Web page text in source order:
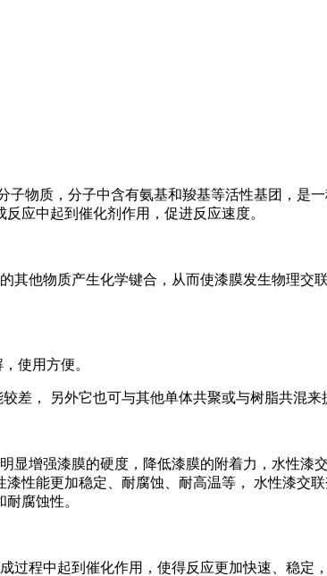
质，分子中含有氨基和羧基等活性基团，是
应中起到催化剂作用，促进反应速度。
他物质产生化学键合，从而使漆膜发生物理交
使用方便。
另外它也可与其他单体共聚或与树脂共混来
增强漆膜的硬度，降低漆膜的附着力，水性漆
性能更加稳定、耐腐蚀、耐高温等， 水性漆交
腐蚀性。
程中起到催化作用，使得反应更加快速、稳定